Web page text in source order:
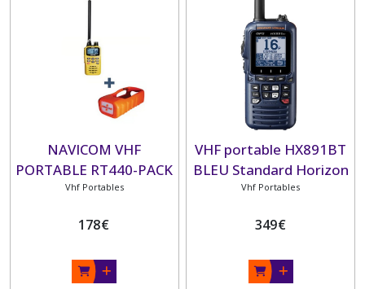
NAVICOM VHF
PORTABLE RT440-PACK
Vhf Portables
178€
VHF portable HX891BT
BLEU Standard Horizon
GPS- ATIS
Vhf Portables
349€